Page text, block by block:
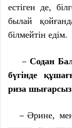
естіген де,
былай
білмейтін едім.
– Содан
бүгінде
риза
– Әрине,